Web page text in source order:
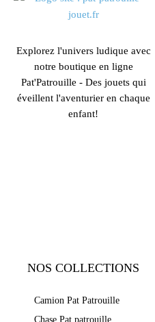
Explorez l'univers ludique avec
notre boutique en ligne
Pat'Patrouille - Des jouets qui
éveillent l'aventurier en chaque
enfant!
NOS COLLECTIONS
Camion Pat Patrouille
Chase Pat patrouille